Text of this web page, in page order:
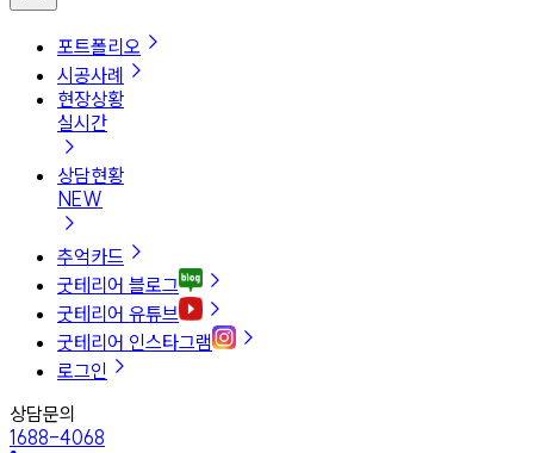
포트폴리오
시공사례
현장상황
실시간
상담현황
NEW
추억카드
굿테리어 블로그
굿테리어 유튜브
굿테리어 인스타그램
로그인
상담문의
1688-4068